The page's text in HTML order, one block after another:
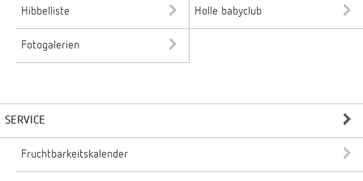
Hibbelliste Holle babyclub
Fotogalerien
SERVICE
Fruchtbarkeitskalender